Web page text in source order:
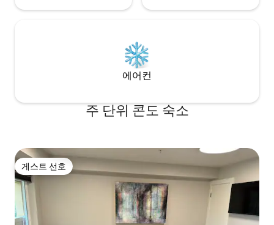
에어컨
주 단위 콘도 숙소
게스트 선호
게스트 선호